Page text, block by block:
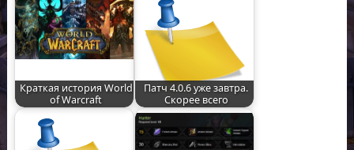
Краткая история World
of Warcraft
Патч 4.0.6 уже завтра.
Скорее всего